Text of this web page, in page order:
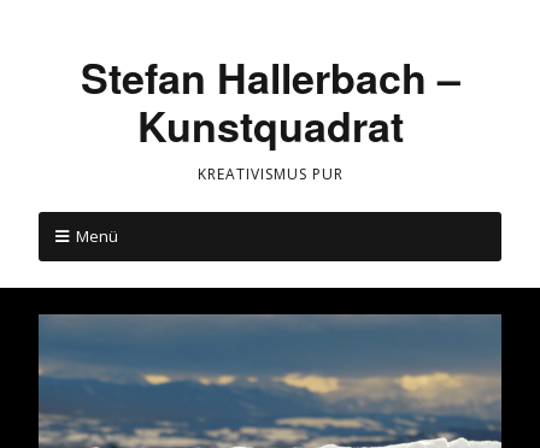
Stefan Hallerbach –
Kunstquadrat
KREATIVISMUS PUR
Menü